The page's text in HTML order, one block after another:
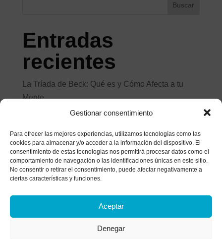
Gestionar consentimiento
Para ofrecer las mejores experiencias, utilizamos tecnologías como las
cookies para almacenar y/o acceder a la información del dispositivo. El
consentimiento de estas tecnologías nos permitirá procesar datos como el
comportamiento de navegación o las identificaciones únicas en este sitio.
No consentir o retirar el consentimiento, puede afectar negativamente a
ciertas características y funciones.
Aceptar
Denegar
Buscar
Entradas
recientes
La Tríada de Beck: Qué es y Cómo Afecta a tu
Mente
Estilos de afrontamiento: ¿Cómo gestionas el
Historia de un matrimonio bajo el microscopio: el
análisis de las heridas que apagan el amor
¿Tratas de parar tu mente? Descubre por qué
La anestesia colectiva: Alcoholismo funcional y
síntomas de una adicción invisible